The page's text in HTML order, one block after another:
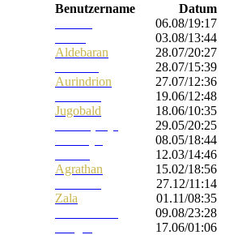
Benutzername
Datum
06.08/19:17
03.08/13:44
Aldebaran
28.07/20:27
28.07/15:39
Aurindrion
27.07/12:36
19.06/12:48
Jugobald
18.06/10:35
29.05/20:25
08.05/18:44
12.03/14:46
Agrathan
15.02/18:56
27.12/11:14
Zala
01.11/08:35
09.08/23:28
17.06/01:06